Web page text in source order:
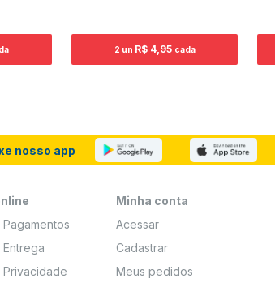
2 un R$ 4,95 cada
nosso app
Minha conta
Acessar
Cadastrar
Meus pedidos